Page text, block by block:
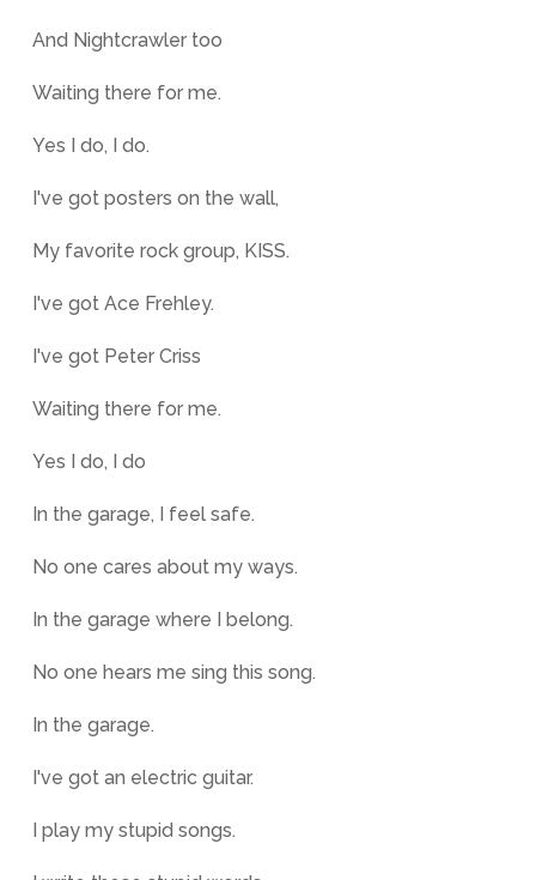
And Nightcrawler too
Waiting there for me.
Yes I do, I do.
I've got posters on the wall,
My favorite rock group, KISS.
I've got Ace Frehley.
I've got Peter Criss
Waiting there for me.
Yes I do, I do
In the garage, I feel safe.
No one cares about my ways.
In the garage where I belong.
No one hears me sing this song.
In the garage.
I've got an electric guitar.
I play my stupid songs.